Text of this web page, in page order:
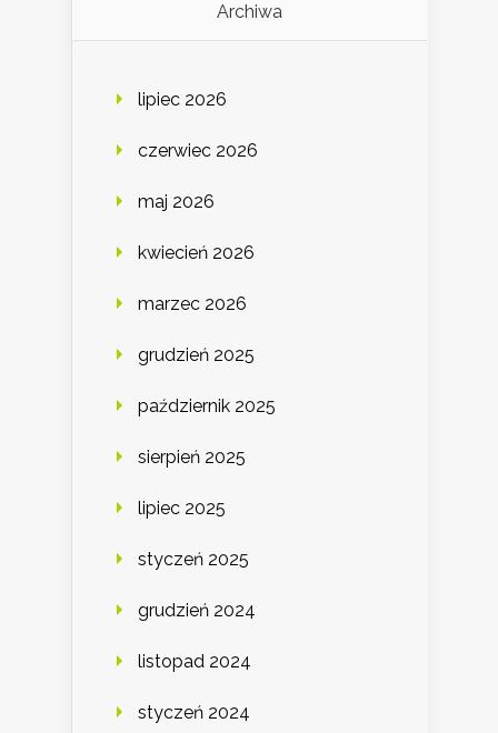
Archiwa
lipiec 2026
czerwiec 2026
maj 2026
kwiecień 2026
marzec 2026
grudzień 2025
październik 2025
sierpień 2025
lipiec 2025
styczeń 2025
grudzień 2024
listopad 2024
styczeń 2024